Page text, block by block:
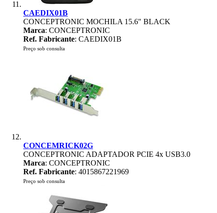
CAEDIX01B
CONCEPTRONIC MOCHILA 15.6" BLACK
Marca: CONCEPTRONIC
Ref. Fabricante: CAEDIX01B
Preço sob consulta
CONCEMRICK02G
CONCEPTRONIC ADAPTADOR PCIE 4x USB3.0
Marca: CONCEPTRONIC
Ref. Fabricante: 4015867221969
Preço sob consulta